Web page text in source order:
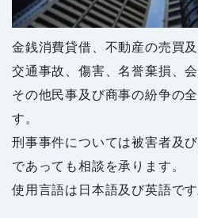
金銭消費貸借、不動産の売買
交通事故、傷害、名誉棄損、
その他民事及び商事の紛争の
す。
刑事事件については被害者及
であっても相談を承ります。
使用言語は日本語及び英語です